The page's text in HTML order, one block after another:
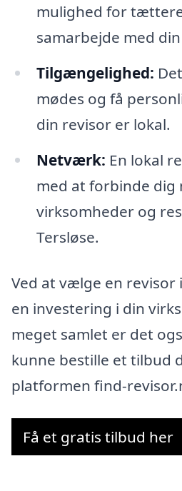
mulighed for
samarbejde med
Tilgængelighed:
mødes og få
din revisor er lokal.
Netværk: En lokal
med at forbinde dig
virksomheder og
Tersløse.
Ved at vælge en revisor
en investering i din
meget samlet er det
kunne bestille et tilbud
platformen find-
Få et gratis tilbud her